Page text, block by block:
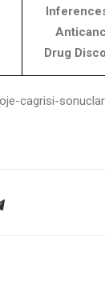
Drug
cagrisi-